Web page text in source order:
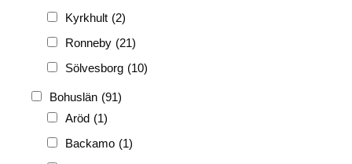
Kyrkhult (2)
Ronneby (21)
Sölvesborg (10)
Bohuslän (91)
Aröd (1)
Backamo (1)